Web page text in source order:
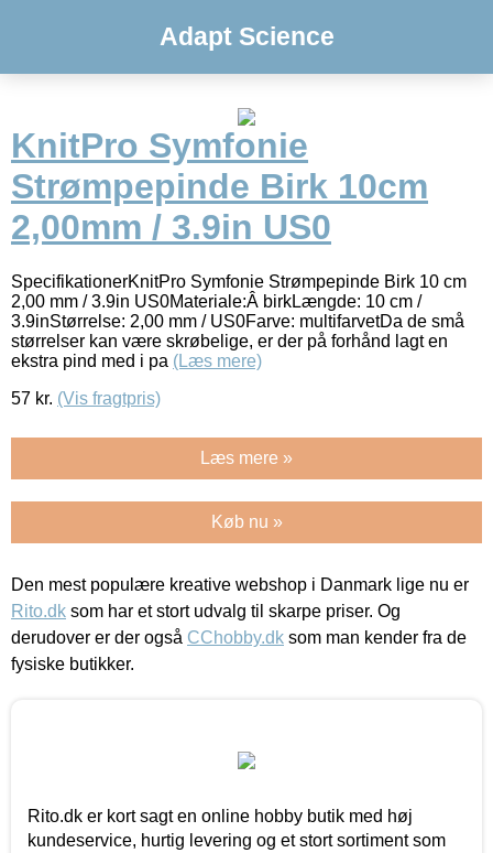
Adapt Science
KnitPro Symfonie
Strømpepinde Birk 10cm
2,00mm / 3.9in US0
SpecifikationerKnitPro Symfonie Strømpepinde Birk 10 cm
2,00 mm / 3.9in US0Materiale:Â birkLængde: 10 cm /
3.9inStørrelse: 2,00 mm / US0Farve: multifarvetDa de små
størrelser kan være skrøbelige, er der på forhånd lagt en
ekstra pind med i pa (Læs mere)
57 kr. (Vis fragtpris)
Læs mere »
Køb nu »
Den mest populære kreative webshop i Danmark lige nu er
Rito.dk som har et stort udvalg til skarpe priser. Og
derudover er der også CChobby.dk som man kender fra de
fysiske butikker.
Rito.dk er kort sagt en online hobby butik med høj
kundeservice, hurtig levering og et stort sortiment som